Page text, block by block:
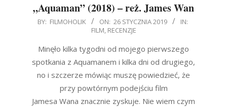
„Aquaman” (2018) – reż. James Wan
2019-
26
BY: FILMOHOLIK ON: 26 STYCZNIA 2019
IN:
FILM, RECENZJE
Minęło kilka tygodni od mojego pierwszego
spotkania z Aquamanem i kilka dni od drugiego,
no i szczerze mówiąc muszę powiedzieć, że
przy powtórnym podejściu film
Jamesa Wana znacznie zyskuje. Nie wiem czym